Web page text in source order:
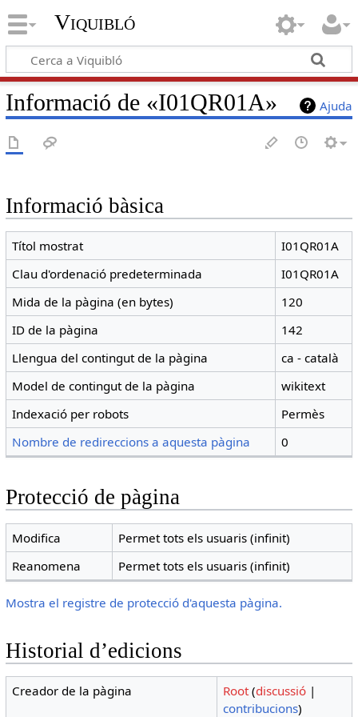
Viquibló
Ajuda
Informació de «I01QR01A»
Informació bàsica
Títol mostrat
I01QR01A
Clau d'ordenació predeterminada
I01QR01A
Mida de la pàgina (en bytes)
120
ID de la pàgina
142
Llengua del contingut de la pàgina
ca - català
Model de contingut de la pàgina
wikitext
Indexació per robots
Permès
Nombre de redireccions a aquesta pàgina
0
Protecció de pàgina
Modifica
Permet tots els usuaris (infinit)
Reanomena
Permet tots els usuaris (infinit)
Mostra el registre de protecció d'aquesta pàgina.
Historial d’edicions
Creador de la pàgina Root (discussió |
contribucions)